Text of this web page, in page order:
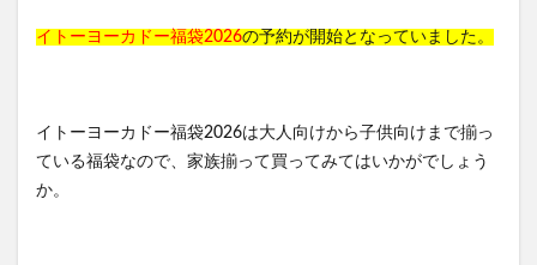
イトーヨーカドー福袋2026の予約が開始となっていました。
イトーヨーカドー福袋2026は大人向けから子供向けまで揃っ
ている福袋なので、家族揃って買ってみてはいかがでしょう
か。